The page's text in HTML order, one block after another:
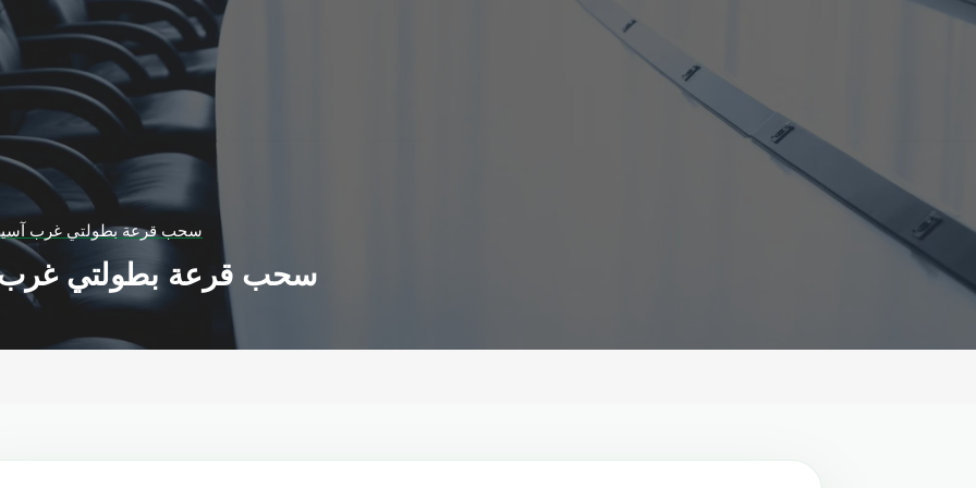
سحب قرعة بطولتي غرب آسيا
سحب قرعة بطولتي غرب